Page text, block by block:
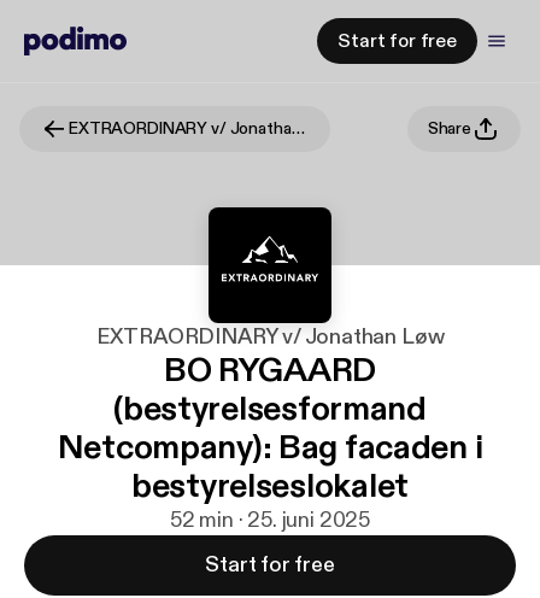
Start for free
EXTRAORDINARY v/ Jonathan Løw Share
EXTRAORDINARY v/ Jonathan Løw
BO RYGAARD
(bestyrelsesformand
Netcompany): Bag facaden i
bestyrelseslokalet
52 min · 25. juni 2025
Start for free